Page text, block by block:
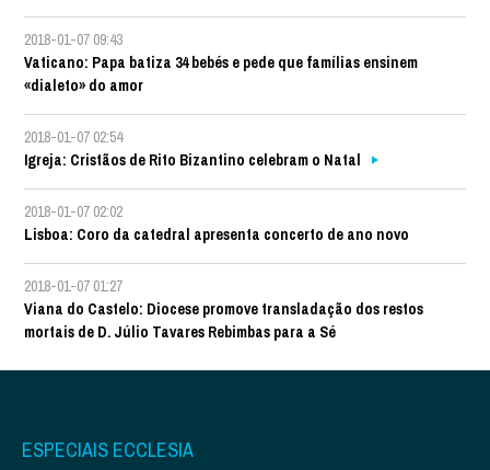
2018-01-07 09:43
Vaticano: Papa batiza 34 bebés e pede que famílias ensinem
«dialeto» do amor
2018-01-07 02:54
Igreja: Cristãos de Rito Bizantino celebram o Natal
2018-01-07 02:02
Lisboa: Coro da catedral apresenta concerto de ano novo
2018-01-07 01:27
Viana do Castelo: Diocese promove transladação dos restos
mortais de D. Júlio Tavares Rebimbas para a Sé
ESPECIAIS ECCLESIA